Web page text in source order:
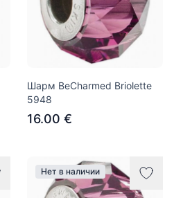
Шарм BeCharmed Briolette
5948
16.00 €
Нет в наличии